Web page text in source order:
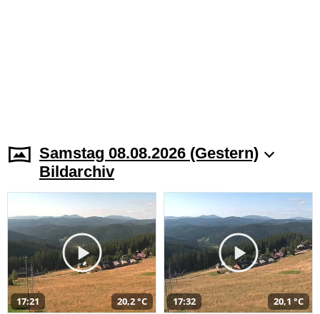
Samstag 08.08.2026 (Gestern)
Bildarchiv
17:21 20,2 °C 17:32 20,1 °C